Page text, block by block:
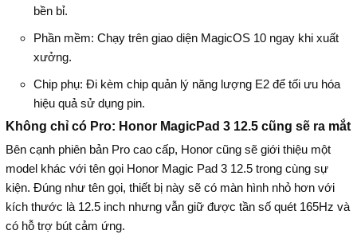
bền bỉ.
Phần mềm: Chạy trên giao diện MagicOS 10 ngay khi xuất
xưởng.
Chip phụ: Đi kèm chip quản lý năng lượng E2 để tối ưu hóa
hiệu quả sử dụng pin.
Không chỉ có Pro: Honor MagicPad 3 12.5 cũng sẽ ra mắt
Bên cạnh phiên bản Pro cao cấp, Honor cũng sẽ giới thiệu một
model khác với tên gọi Honor Magic Pad 3 12.5 trong cùng sự
kiện. Đúng như tên gọi, thiết bị này sẽ có màn hình nhỏ hơn với
kích thước là 12.5 inch nhưng vẫn giữ được tần số quét 165Hz và
có hỗ trợ bút cảm ứng.